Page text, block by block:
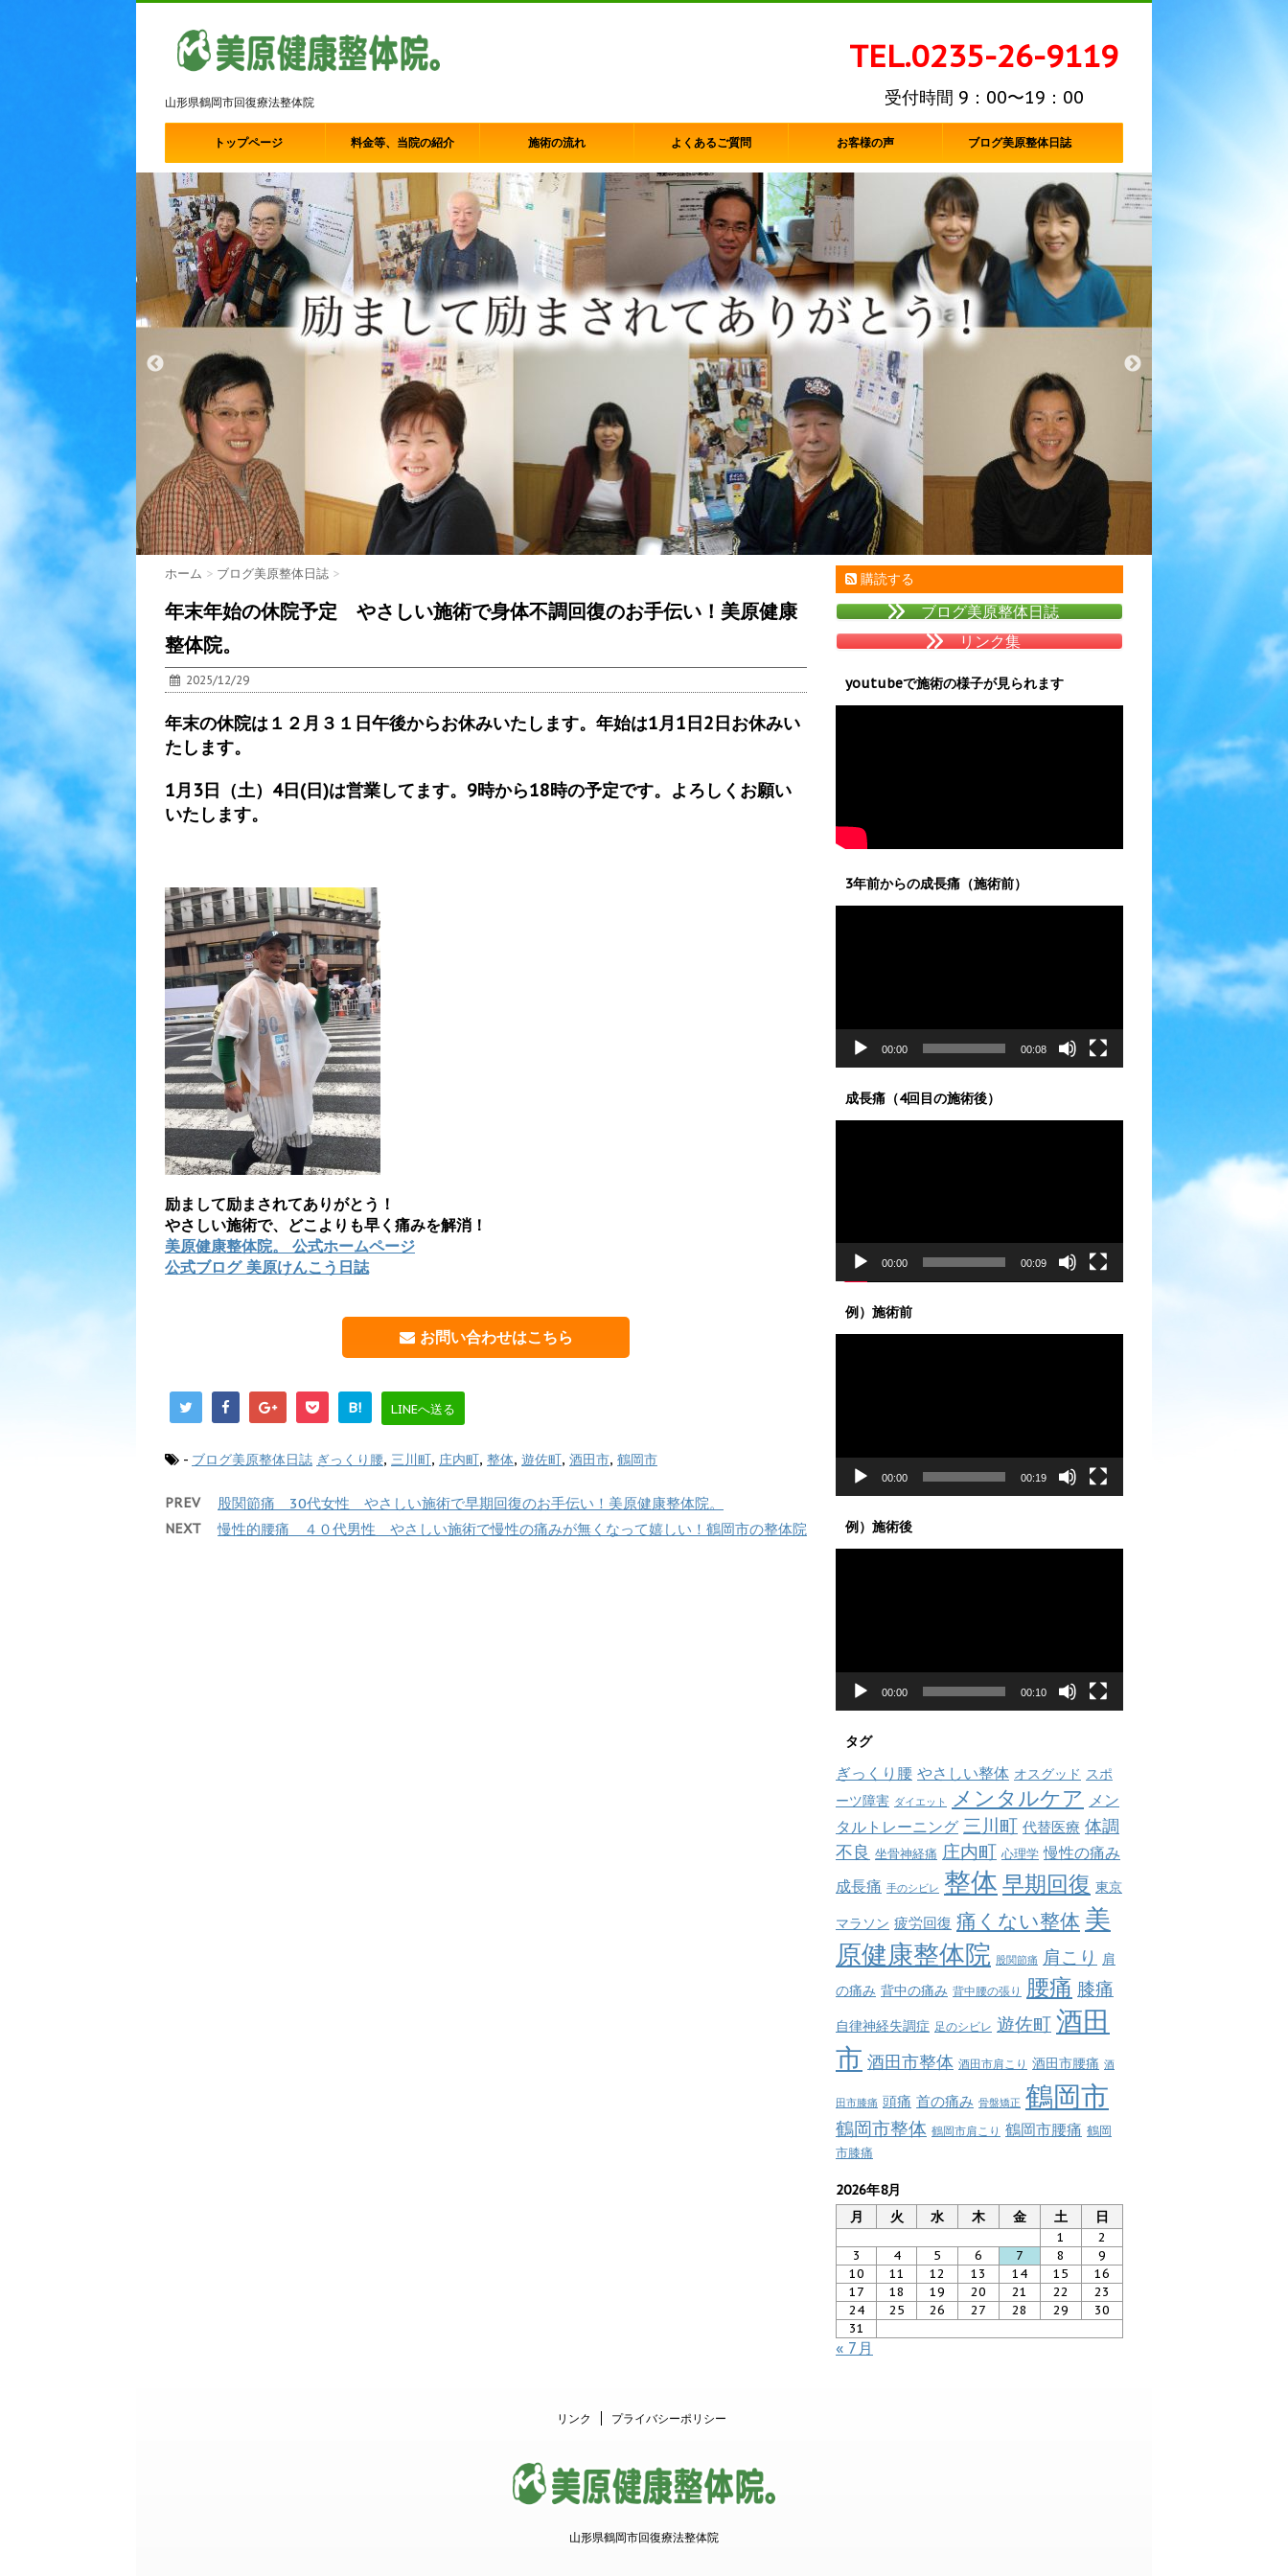
山形県鶴岡市回復療法整体院
TEL.0235-26-9119
受付時間 9：00〜19：00
トップページ 料金等、当院の紹介 施術の流れ よくあるご質問 お客様の声 ブログ美原整体日誌
ホーム > ブログ美原整体日誌 >
年末年始の休院予定 やさしい施術で身体不調回復のお手伝い！美原健康
整体院。
2025/12/29
年末の休院は１２月３１日午後からお休みいたします。年始は1月1日2日お休みい
たします。
1月3日（土）4日(日)は営業してます。9時から18時の予定です。よろしくお願い
いたします。
励まして励まされてありがとう！
やさしい施術で、どこよりも早く痛みを解消！
美原健康整体院。 公式ホームページ
公式ブログ 美原けんこう日誌
お問い合わせはこちら
B! LINEへ送る
- ブログ美原整体日誌 ぎっくり腰, 三川町, 庄内町, 整体, 遊佐町, 酒田市, 鶴岡市
PREV 股関節痛 30代女性 やさしい施術で早期回復のお手伝い！美原健康整体院。
NEXT 慢性的腰痛 ４０代男性 やさしい施術で慢性の痛みが無くなって嬉しい！鶴岡市の整体院
購読する
ブログ美原整体日誌
リンク集
youtubeで施術の様子が見られます
3年前からの成長痛（施術前）
00:00 00:08
成長痛（4回目の施術後）
00:00 00:09
例）施術前
00:00 00:19
例）施術後
00:00 00:10
タグ
ぎっくり腰 やさしい整体 オスグッド スポ
ーツ障害 ダイエット メンタルケア メン
タルトレーニング 三川町 代替医療 体調
不良 坐骨神経痛 庄内町 心理学 慢性の痛み
成長痛 手のシビレ 整体 早期回復 東京
マラソン 疲労回復 痛くない整体 美
原健康整体院 股関節痛 肩こり 肩
の痛み 背中の痛み 背中腰の張り 腰痛 膝痛
自律神経失調症 足のシビレ 遊佐町 酒田
市 酒田市整体 酒田市肩こり 酒田市腰痛 酒
田市膝痛 頭痛 首の痛み 骨盤矯正 鶴岡市
鶴岡市整体 鶴岡市肩こり 鶴岡市腰痛 鶴岡
市膝痛
2026年8月
月
火 水 木 金 土 日
1
2
3
4 5 6 7 8
9
10
11 12 13 14 15
16
17
18 19 20 21 22
23
24
25 26 27 28 29
30
31
« 7月
リンク プライバシーポリシー
山形県鶴岡市回復療法整体院